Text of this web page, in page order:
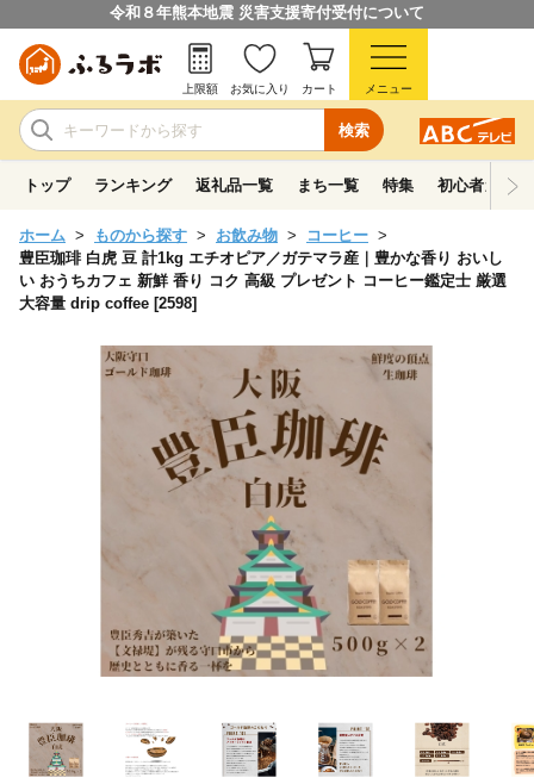
令和８年熊本地震 災害支援寄付受付について
検索
上限額 お気に入り カート メニュー
トップ ランキング 返礼品一覧 まち一覧 特集 初心者ガイド
ホーム ものから探す お飲み物
コーヒー
豊臣珈琲 白虎 豆 計1kg エチオピア／ガテマラ産｜豊かな香り おいし
い おうちカフェ 新鮮 香り コク 高級 プレゼント コーヒー鑑定士 厳選
大容量 drip coffee [2598]